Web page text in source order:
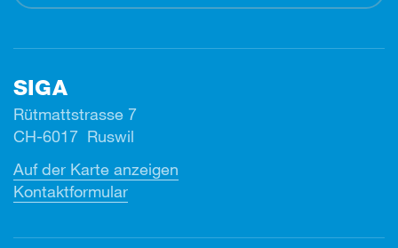
SIGA
Rütmattstrasse 7
CH-6017 Ruswil
Auf der Karte anzeigen
Kontaktformular